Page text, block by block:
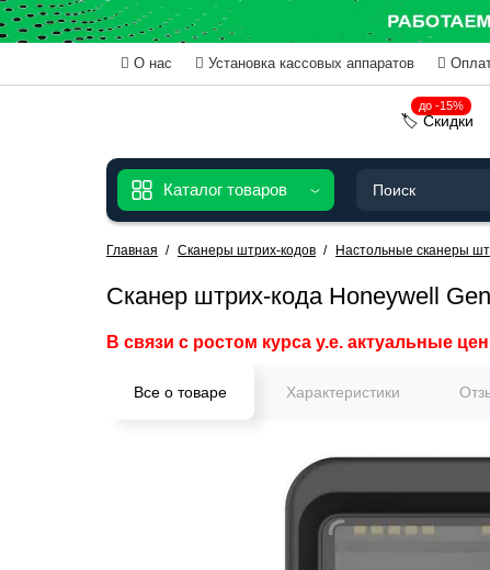
О нас Установка кассовых аппаратов
до -15%
🏷️ Скидки
Каталог товаров
Главная Сканеры штрих-кодов Настольные сканеры
Сканер штрих-кода Honeywell
В связи с ростом курса у.е. актуальные
Все о товаре Характеристики